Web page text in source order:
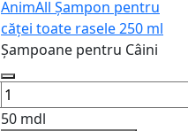
AnimAll Șampon pentru
căței toate rasele 250 ml
Șampoane pentru Câini
50 mdl